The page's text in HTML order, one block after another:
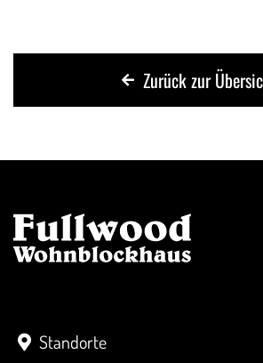
Zurück zur
Standorte